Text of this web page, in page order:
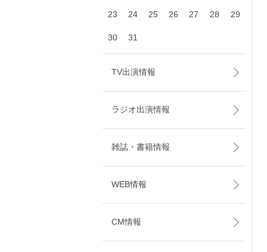
23 24 25 26 27 28 29
30 31
TV出演情報
ラジオ出演情報
雑誌・書籍情報
WEB情報
CM情報